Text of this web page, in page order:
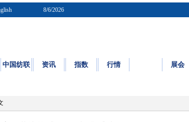
8/6/2026
中国纺联 资讯 指数 行情 展会